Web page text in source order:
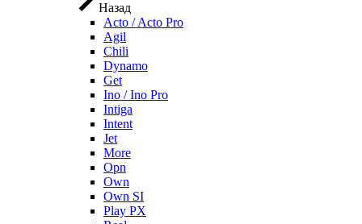
Назад
Acto / Acto Pro
Agil
Chili
Dynamo
Get
Ino / Ino Pro
Intiga
Intent
Jet
More
Opn
Own
Own SI
Play PX